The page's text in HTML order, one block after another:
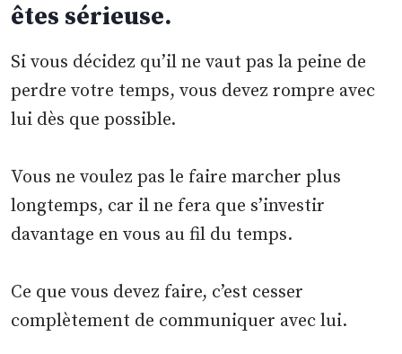
êtes sérieuse.
Si vous décidez qu’il ne vaut pas la peine de
perdre votre temps, vous devez rompre avec
lui dès que possible.
Vous ne voulez pas le faire marcher plus
longtemps, car il ne fera que s’investir
davantage en vous au fil du temps.
Ce que vous devez faire, c’est cesser
complètement de communiquer avec lui.